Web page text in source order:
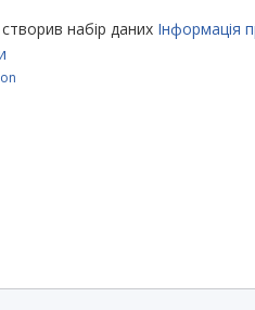
створив набір даних Інформація